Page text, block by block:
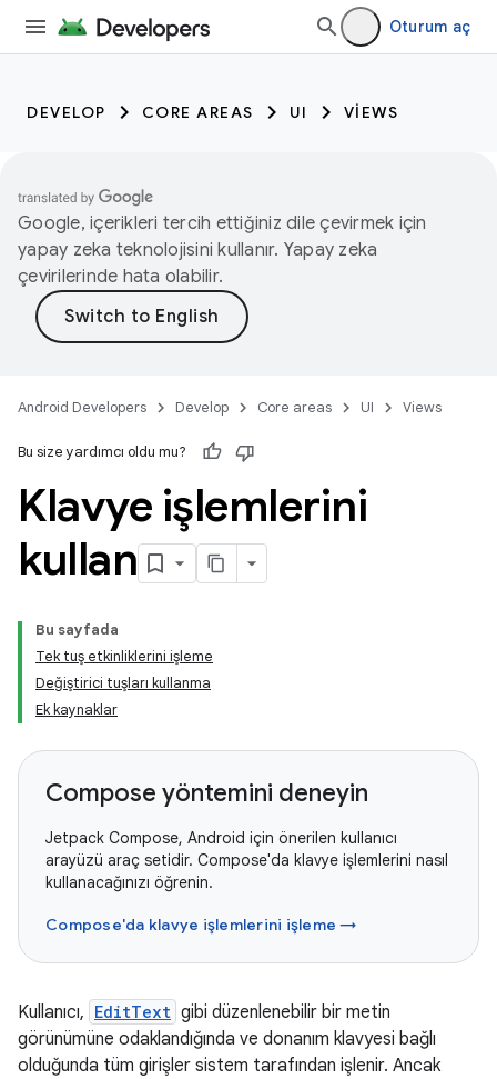
Oturum aç
DEVELOP CORE AREAS UI VIEWS
Google, içerikleri tercih ettiğiniz dile çevirmek için
yapay zeka teknolojisini kullanır. Yapay zeka
çevirilerinde hata olabilir.
Android Developers Develop Core areas UI Views
Bu size yardımcı oldu mu?
Klavye işlemlerini
kullan
Bu sayfada
Tek tuş etkinliklerini işleme
Değiştirici tuşları kullanma
Ek kaynaklar
Compose yöntemini deneyin
Jetpack Compose, Android için önerilen kullanıcı
arayüzü araç setidir. Compose'da klavye işlemlerini nasıl
kullanacağınızı öğrenin.
Compose'da klavye işlemlerini işleme →
Kullanıcı, EditText gibi düzenlenebilir bir metin
görünümüne odaklandığında ve donanım klavyesi bağlı
olduğunda tüm girişler sistem tarafından işlenir. Ancak